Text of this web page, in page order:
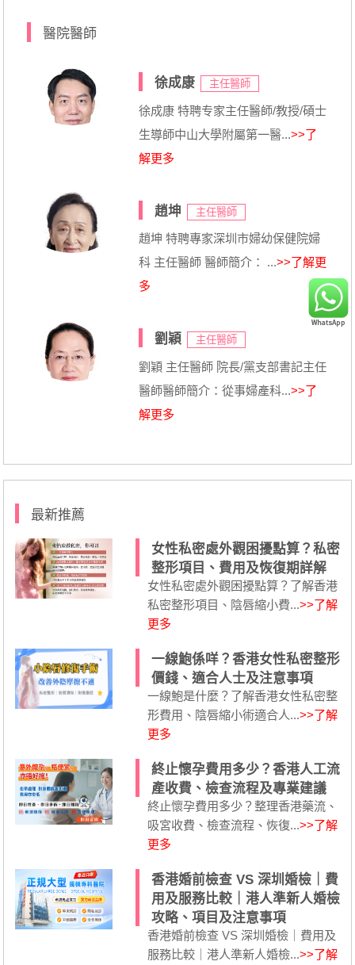
醫院醫師
徐成康 主任醫師
徐成康 特聘专家主任醫師/教授/碩士
生導師中山大學附屬第一醫...>>了
解更多
趙坤 主任醫師
趙坤 特聘專家深圳市婦幼保健院婦
科 主任醫師 醫師簡介： ...>>了解更
多
劉穎 主任醫師
劉穎 主任醫師 院長/黨支部書記主任
醫師醫師簡介：從事婦產科...>>了
解更多
最新推薦
女性私密處外觀困擾點算？私密
整形項目、費用及恢復期詳解
女性私密處外觀困擾點算？了解香港
私密整形項目、陰唇縮小費...>>了解
更多
一線鮑係咩？香港女性私密整形
價錢、適合人士及注意事項
一線鮑是什麼？了解香港女性私密整
形費用、陰唇縮小術適合人...>>了解
更多
終止懷孕費用多少？香港人工流
產收費、檢查流程及專業建議
終止懷孕費用多少？整理香港藥流、
吸宮收費、檢查流程、恢復...>>了解
更多
香港婚前檢查 VS 深圳婚檢｜費
用及服務比較｜港人準新人婚檢
攻略、項目及注意事項
香港婚前檢查 VS 深圳婚檢｜費用及
服務比較｜港人準新人婚檢...>>了解